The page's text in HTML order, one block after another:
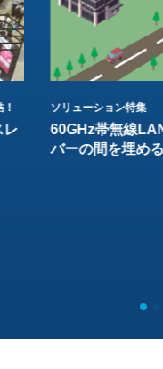
レ
ソリューション特集
60GHz帯無線
バーの間を埋め